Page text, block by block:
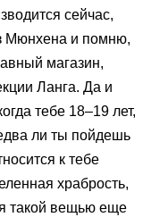
сейчас,
Мюнхена и помню,
магазин,
Ланга. Да и
тебе 18–19 лет,
ли ты пойдешь
к тебе
храбрость,
такой вещью еще